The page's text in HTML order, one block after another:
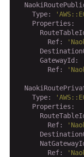
    Type:
    Properties:
        Ref:
      GatewayId:
        Ref:
    Type:
    Properties:
        Ref:
        Ref: